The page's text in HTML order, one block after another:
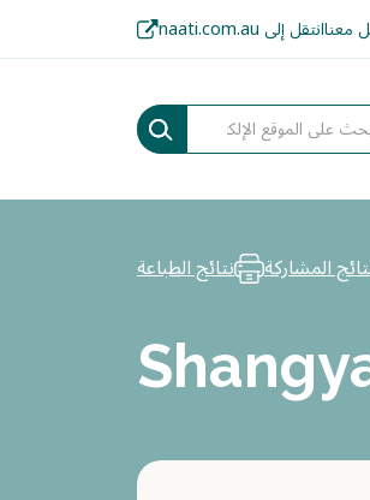
معناانتقل إلى naati.com.au
المشاركة نتائج الطباعة